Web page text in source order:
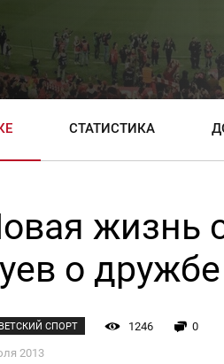
СТАТИСТИКА
жизнь
о
СПОРТ 1246
0
2013